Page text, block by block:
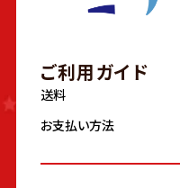
ご利用ガイド
送料
お支払い方法